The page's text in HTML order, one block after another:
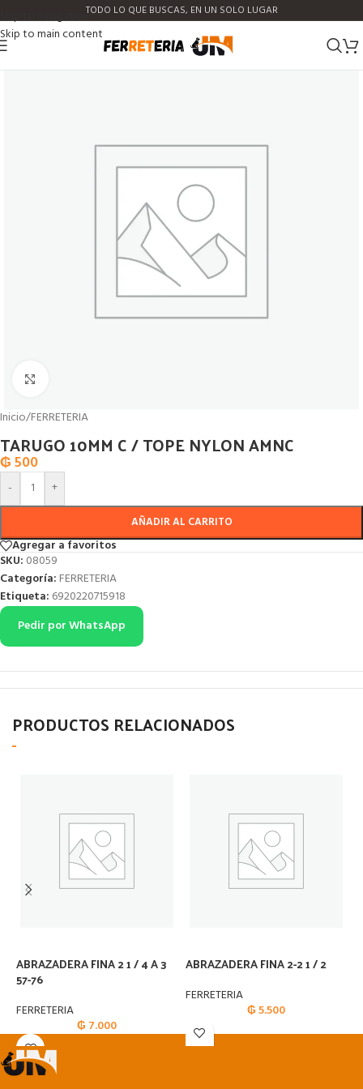
Skip to navigation
Skip to main content
TODO LO QUE BUSCAS, EN UN SOLO LUGAR
Inicio/FERRETERIA
TARUGO 10MM C / TOPE NYLON AMNC
₲500
- +
AÑADIR AL CARRITO
Agregar a favoritos
SKU: 08059
Categoría: FERRETERIA
Etiqueta: 6920220715918
Pedir por WhatsApp
PRODUCTOS RELACIONADOS
ABRAZADERA FINA 2 1 / 4 A 3
57-76
FERRETERIA
₲ 7.000
ABRAZADERA FINA 2-2 1 / 2
FERRETERIA
₲5.500